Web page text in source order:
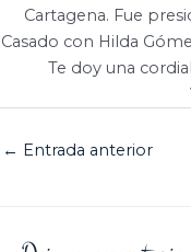
Cartagena. Fue
Casado con Hilda
Te doy una
← Entrada anterior